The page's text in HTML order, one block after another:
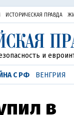
ИСТОРИЧЕСКАЯ ПРАВДА
и
С РФ ВЕНГРИЯ
в